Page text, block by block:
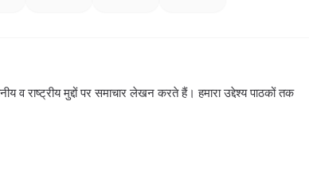
राष्ट्रीय मुद्दों पर समाचार लेखन करते हैं। हमारा उद्देश्य पाठकों तक